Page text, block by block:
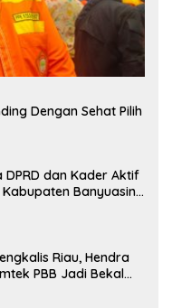
Dengan Sehat Pilih
DPRD dan Kader Aktif
Banyuasin
Riau, Hendra
PBB Jadi Bekal